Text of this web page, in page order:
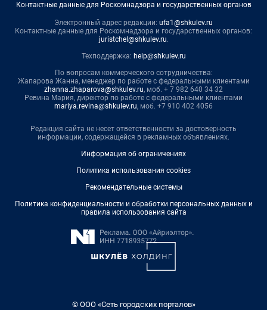
Контактные данные для Роскомнадзора и государственных органов
Электронный адрес редакции: ufa1@shkulev.ru
Контактные данные для Роскомнадзора и государственных органов:
juristchel@shkulev.ru.
Техподдержка: help@shkulev.ru
По вопросам коммерческого сотрудничества:
Жапарова Жанна, менеджер по работе с федеральными клиентами
zhanna.zhaparova@shkulev.ru, моб. + 7 982 640 34 32
Ревина Мария, директор по работе с федеральными клиентами
mariya.revina@shkulev.ru, моб. +7 910 402 4056
Редакция сайта не несет ответственности за достоверность
информации, содержащейся в рекламных объявлениях.
Информация об ограничениях
Политика использования cookies
Рекомендательные системы
Политика конфиденциальности и обработки персональных данных и
правила использования сайта
© ООО «Сеть городских порталов»